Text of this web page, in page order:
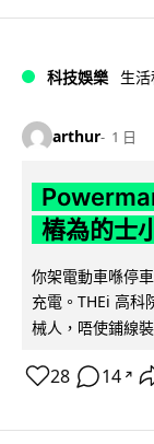
科技娛樂 生
arthur 1 日
樁為的士
你架電動車喺停
充電。THEi 高
械人，唔使鋪線
28 14 ↗